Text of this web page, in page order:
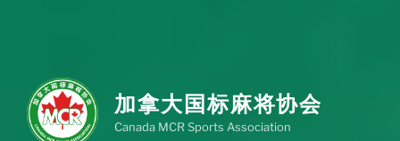
加拿大国标麻将协会
Canada MCR Sports Association